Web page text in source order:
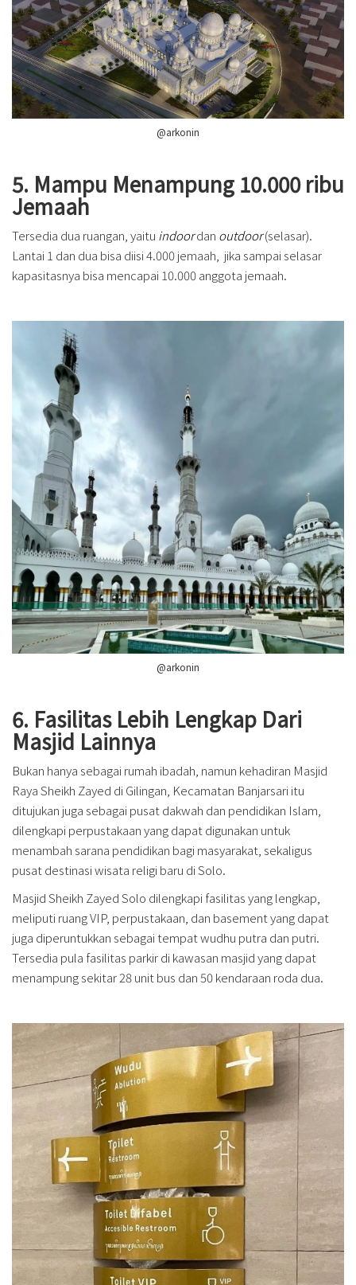
@arkonin
5. Mampu Menampung 10.000 ribu
Jemaah
Tersedia dua ruangan, yaitu indoordan outdoor(selasar).
Lantai 1 dan dua bisa diisi 4.000 jemaah, jika sampai selasar
kapasitasnya bisa mencapai 10.000 anggota jemaah.
@arkonin
6. Fasilitas Lebih Lengkap Dari
Masjid Lainnya
Bukan hanya sebagai rumah ibadah, namun kehadiran Masjid
Raya Sheikh Zayed di Gilingan, Kecamatan Banjarsari itu
ditujukan juga sebagai pusat dakwah dan pendidikan Islam,
dilengkapi perpustakaan yang dapat digunakan untuk
menambah sarana pendidikan bagi masyarakat, sekaligus
pusat destinasi wisata religi baru di Solo.
Masjid Sheikh Zayed Solo dilengkapi fasilitas yang lengkap,
meliputi ruang VIP, perpustakaan, dan basement yang dapat
juga diperuntukkan sebagai tempat wudhu putra dan putri.
Tersedia pula fasilitas parkir di kawasan masjid yang dapat
menampung sekitar 28 unit bus dan 50 kendaraan roda dua.